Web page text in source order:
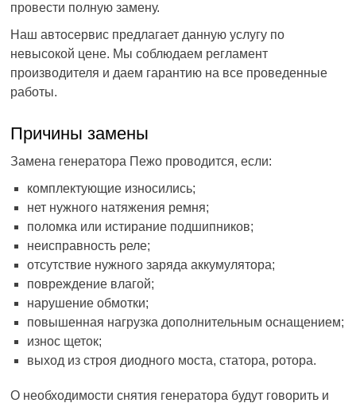
провести полную замену.
Наш автосервис предлагает данную услугу по
невысокой цене. Мы соблюдаем регламент
производителя и даем гарантию на все проведенные
работы.
Причины замены
Замена генератора Пежо проводится, если:
комплектующие износились;
нет нужного натяжения ремня;
поломка или истирание подшипников;
неисправность реле;
отсутствие нужного заряда аккумулятора;
повреждение влагой;
нарушение обмотки;
повышенная нагрузка дополнительным оснащением;
износ щеток;
выход из строя диодного моста, статора, ротора.
О необходимости снятия генератора будут говорить и